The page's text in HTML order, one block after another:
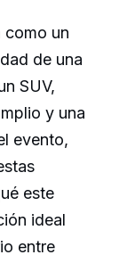
como un
de una
SUV,
y una
evento,
este
ideal
entre